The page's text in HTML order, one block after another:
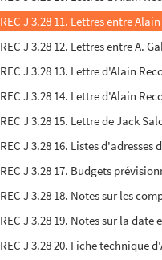
REC J 3.28 11. Lettres entre
REC J 3.28 12. Lettres entre A.
REC J 3.28 13. Lettre d'Alain
REC J 3.28 14. Lettre d'Alain
REC J 3.28 15. Lettre de Jack
REC J 3.28 16. Listes
REC J 3.28 17. Budgets
REC J 3.28 18. Notes sur les
REC J 3.28 19. Notes sur la
REC J 3.28 20. Fiche technique